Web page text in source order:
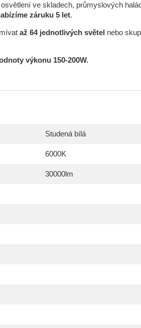
ve skladech, průmyslových
záruku 5 let.
až 64 jednotlivých světel nebo
výkonu 150-200W.
Studená bílá
6000K
30000lm